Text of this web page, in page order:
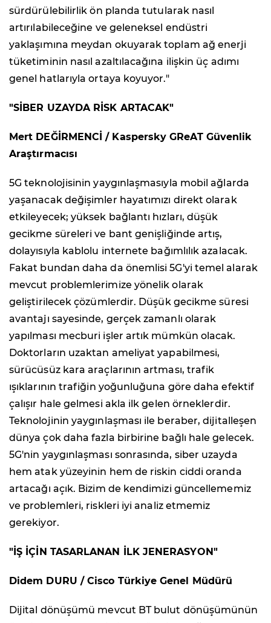
sürdürülebilirlik ön planda tutularak nasıl
artırılabileceğine ve geleneksel endüstri
yaklaşımına meydan okuyarak toplam ağ enerji
tüketiminin nasıl azaltılacağına ilişkin üç adımı
genel hatlarıyla ortaya koyuyor."
"SİBER UZAYDA RİSK ARTACAK"
Mert DEĞİRMENCİ / Kaspersky GReAT Güvenlik
Araştırmacısı
5G teknolojisinin yaygınlaşmasıyla mobil ağlarda
yaşanacak değişimler hayatımızı direkt olarak
etkileyecek; yüksek bağlantı hızları, düşük
gecikme süreleri ve bant genişliğinde artış,
dolayısıyla kablolu internete bağımlılık azalacak.
Fakat bundan daha da önemlisi 5G'yi temel alarak
mevcut problemlerimize yönelik olarak
geliştirilecek çözümlerdir. Düşük gecikme süresi
avantajı sayesinde, gerçek zamanlı olarak
yapılması mecburi işler artık mümkün olacak.
Doktorların uzaktan ameliyat yapabilmesi,
sürücüsüz kara araçlarının artması, trafik
ışıklarının trafiğin yoğunluğuna göre daha efektif
çalışır hale gelmesi akla ilk gelen örneklerdir.
Teknolojinin yaygınlaşması ile beraber, dijitalleşen
dünya çok daha fazla birbirine bağlı hale gelecek.
5G'nin yaygınlaşması sonrasında, siber uzayda
hem atak yüzeyinin hem de riskin ciddi oranda
artacağı açık. Bizim de kendimizi güncellememiz
ve problemleri, riskleri iyi analiz etmemiz
gerekiyor.
"İŞ İÇİN TASARLANAN İLK JENERASYON"
Didem DURU / Cisco Türkiye Genel Müdürü
Dijital dönüşümü mevcut BT bulut dönüşümünün